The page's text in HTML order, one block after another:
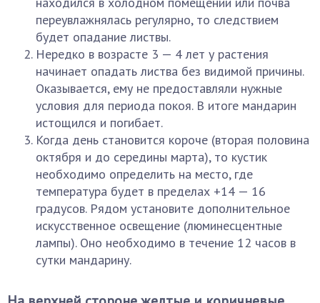
переувлажнялась регулярно, то следствием
будет опадание листвы.
Нередко в возрасте 3 — 4 лет у растения
начинает опадать листва без видимой причины.
Оказывается, ему не предоставляли нужные
условия для периода покоя. В итоге мандарин
истощился и погибает.
Когда день становится короче (вторая половина
октября и до середины марта), то кустик
необходимо определить на место, где
температура будет в пределах +14 — 16
градусов. Рядом установите дополнительное
искусственное освещение (люминесцентные
лампы). Оно необходимо в течение 12 часов в
сутки мандарину.